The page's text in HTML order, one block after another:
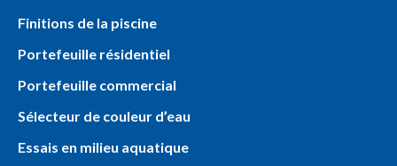
Finitions de la piscine
Portefeuille résidentiel
Portefeuille commercial
Sélecteur de couleur d’eau
Essais en milieu aquatique